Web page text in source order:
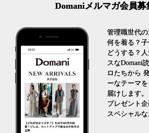
Domaniメルマガ会員募
管理職世代
何を着る？子
どうする？
スなDomani
ロたちから
ーなテーマ
届けします。
プレゼント
スペシャルな